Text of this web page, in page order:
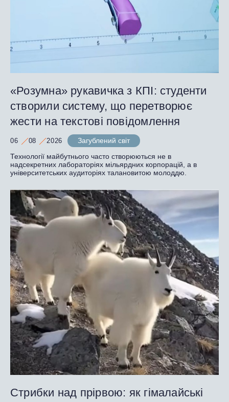
«Розумна» рукавичка з КПІ: студенти
створили систему, що перетворює
жести на текстові повідомлення
06 08 2026
Загублений світ
Технології майбутнього часто створюються не в
надсекретних лабораторіях мільярдних корпорацій, а в
університетських аудиторіях талановитою молоддю.
Стрибки над прірвою: як гімалайські